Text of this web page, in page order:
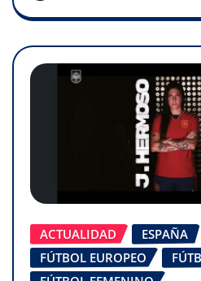
ACTUALIDAD ESPAÑA
FÚTBOL EUROPEO